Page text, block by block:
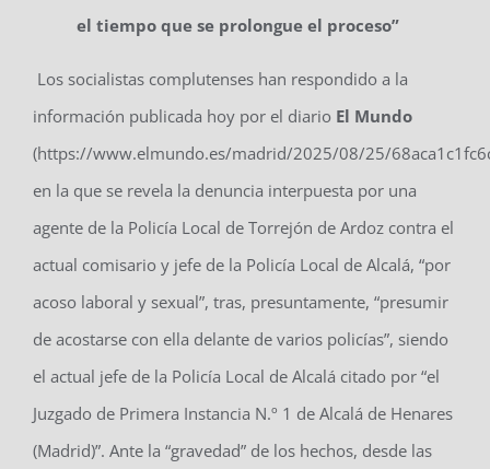
el tiempo que se prolongue el proceso”
Los socialistas complutenses han respondido a la
información publicada hoy por el diario El Mundo
(https://www.elmundo.es/madrid/2025/08/25/
en la que se revela la denuncia interpuesta por una
agente de la Policía Local de Torrejón de Ardoz contra el
actual comisario y jefe de la Policía Local de Alcalá, “por
acoso laboral y sexual”, tras, presuntamente, “presumir
de acostarse con ella delante de varios policías”, siendo
el actual jefe de la Policía Local de Alcalá citado por “el
Juzgado de Primera Instancia N.º 1 de Alcalá de Henares
(Madrid)”. Ante la “gravedad” de los hechos, desde las